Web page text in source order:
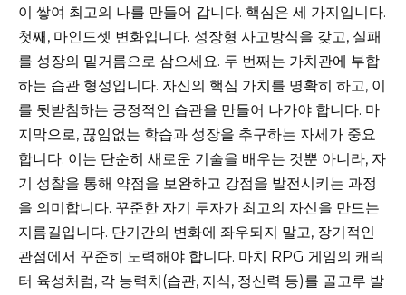
이 쌓여 최고의 나를 만들어 갑니다. 핵심은 세 가지입니다.
첫째, 마인드셋 변화입니다. 성장형 사고방식을 갖고, 실패
를 성장의 밑거름으로 삼으세요. 두 번째는 가치관에 부합
하는 습관 형성입니다. 자신의 핵심 가치를 명확히 하고, 이
를 뒷받침하는 긍정적인 습관을 만들어 나가야 합니다. 마
지막으로, 끊임없는 학습과 성장을 추구하는 자세가 중요
합니다. 이는 단순히 새로운 기술을 배우는 것뿐 아니라, 자
기 성찰을 통해 약점을 보완하고 강점을 발전시키는 과정
을 의미합니다. 꾸준한 자기 투자가 최고의 자신을 만드는
지름길입니다. 단기간의 변화에 좌우되지 말고, 장기적인
관점에서 꾸준히 노력해야 합니다. 마치 RPG 게임의 캐릭
터 육성처럼, 각 능력치(습관, 지식, 정신력 등)를 골고루 발